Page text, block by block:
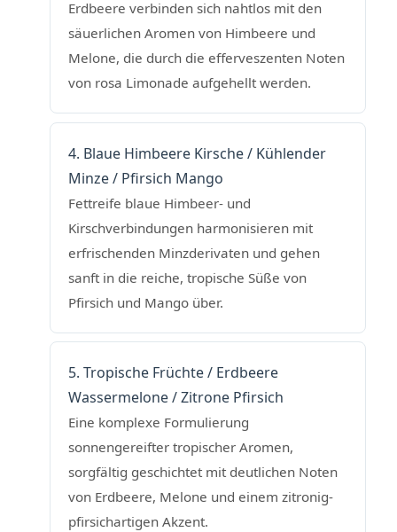
Erdbeere verbinden sich nahtlos mit den
säuerlichen Aromen von Himbeere und
Melone, die durch die efferveszenten Noten
von rosa Limonade aufgehellt werden.
4. Blaue Himbeere Kirsche / Kühlender
Minze / Pfirsich Mango
Fettreife blaue Himbeer- und
Kirschverbindungen harmonisieren mit
erfrischenden Minzderivaten und gehen
sanft in die reiche, tropische Süße von
Pfirsich und Mango über.
5. Tropische Früchte / Erdbeere
Wassermelone / Zitrone Pfirsich
Eine komplexe Formulierung
sonnengereifter tropischer Aromen,
sorgfältig geschichtet mit deutlichen Noten
von Erdbeere, Melone und einem zitronig-
pfirsichartigen Akzent.